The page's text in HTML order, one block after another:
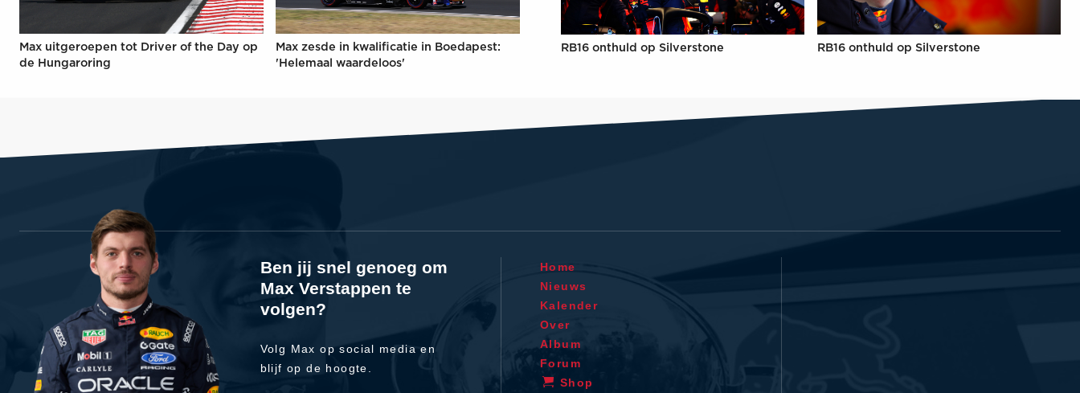
Max uitgeroepen tot Driver of the Day op
de Hungaroring
Max zesde in kwalificatie in Boedapest:
'Helemaal waardeloos'
RB16 onthuld op Silverstone RB16 onthuld op Silverstone
Ben jij snel genoeg om
Max Verstappen te
volgen?
Volg Max op social media en
blijf op de hoogte.
Home
Nieuws
Kalender
Over
Album
Forum
Shop